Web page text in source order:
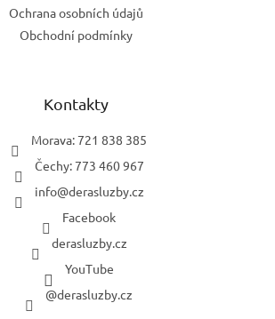
Ochrana osobních údajů
Obchodní podmínky
Kontakty
Morava: 721 838 385
Čechy: 773 460 967
info@derasluzby.cz
Facebook
derasluzby.cz
YouTube
@derasluzby.cz